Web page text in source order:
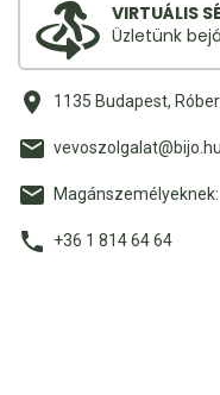
VIRTUÁLIS
Üzletünk
1135 Budapest,
vevoszolgalat@bijo.hu
+36 1 814 64 64